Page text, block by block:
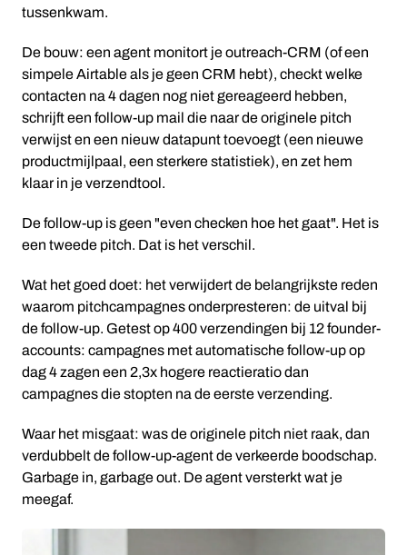
tussenkwam.
De bouw: een agent monitort je outreach-CRM (of een
simpele Airtable als je geen CRM hebt), checkt welke
contacten na 4 dagen nog niet gereageerd hebben,
schrijft een follow-up mail die naar de originele pitch
verwijst en een nieuw datapunt toevoegt (een nieuwe
productmijlpaal, een sterkere statistiek), en zet hem
klaar in je verzendtool.
De follow-up is geen "even checken hoe het gaat". Het is
een tweede pitch. Dat is het verschil.
Wat het goed doet: het verwijdert de belangrijkste reden
waarom pitchcampagnes onderpresteren: de uitval bij
de follow-up. Getest op 400 verzendingen bij 12 founder-
accounts: campagnes met automatische follow-up op
dag 4 zagen een 2,3x hogere reactieratio dan
campagnes die stopten na de eerste verzending.
Waar het misgaat: was de originele pitch niet raak, dan
verdubbelt de follow-up-agent de verkeerde boodschap.
Garbage in, garbage out. De agent versterkt wat je
meegaf.